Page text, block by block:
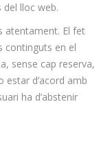
del lloc web.
atentament. El fet
continguts en el
sense cap reserva,
estar d’acord amb
ha d’abstenir